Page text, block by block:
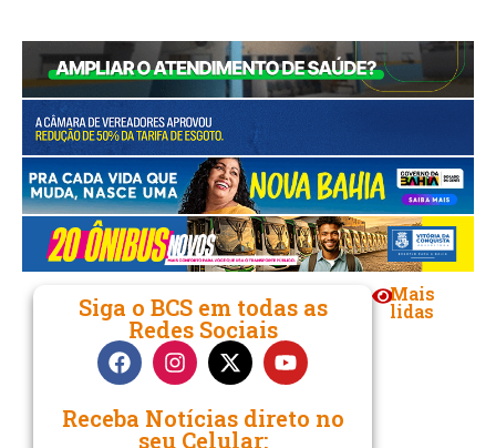
Siga o BCS em todas as
Redes Sociais
Receba Notícias direto no
seu Celular:
Mais
lidas